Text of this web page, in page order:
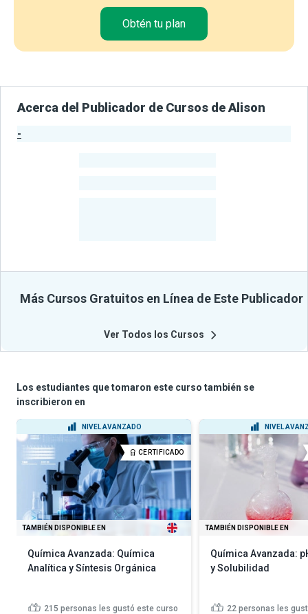
Obtén tu plan
Acerca del Publicador de Cursos de Alison
-
Más Cursos Gratuitos en Línea de Este Publicador
Ver Todos los Cursos
Los estudiantes que tomaron este curso también se
inscribieron en
NIVEL AVANZADO
CERTIFICADO
TAMBIÉN DISPONIBLE EN
Química Avanzada: Química
Analítica y Síntesis Orgánica
215 personas les gustó este curso
NIVEL
TAMBIÉN DISPONIBLE EN
Química Avanzada:
y Solubilidad
22 personas les